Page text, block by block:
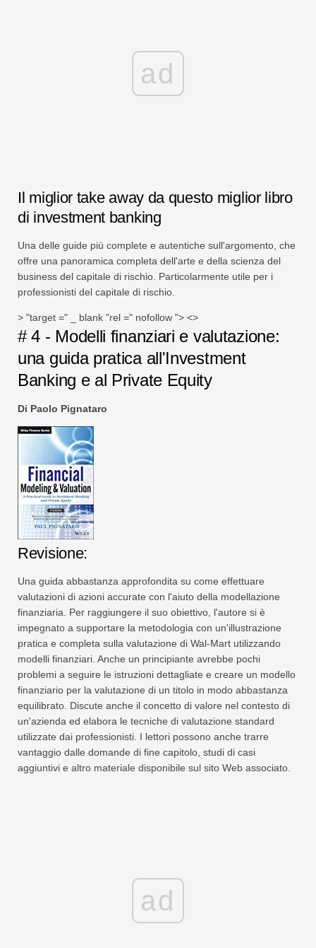
ad
Il miglior take away da questo miglior libro
di investment banking
Una delle guide più complete e autentiche sull'argomento, che
offre una panoramica completa dell'arte e della scienza del
business del capitale di rischio. Particolarmente utile per i
professionisti del capitale di rischio.
> "target =" _ blank "rel =" nofollow "> <>
# 4 - Modelli finanziari e valutazione:
una guida pratica all'Investment
Banking e al Private Equity
Di Paolo Pignataro
Revisione:
Una guida abbastanza approfondita su come effettuare
valutazioni di azioni accurate con l'aiuto della modellazione
finanziaria. Per raggiungere il suo obiettivo, l'autore si è
impegnato a supportare la metodologia con un'illustrazione
pratica e completa sulla valutazione di Wal-Mart utilizzando
modelli finanziari. Anche un principiante avrebbe pochi
problemi a seguire le istruzioni dettagliate e creare un modello
finanziario per la valutazione di un titolo in modo abbastanza
equilibrato. Discute anche il concetto di valore nel contesto di
un'azienda ed elabora le tecniche di valutazione standard
utilizzate dai professionisti. I lettori possono anche trarre
vantaggio dalle domande di fine capitolo, studi di casi
aggiuntivi e altro materiale disponibile sul sito Web associato.
ad